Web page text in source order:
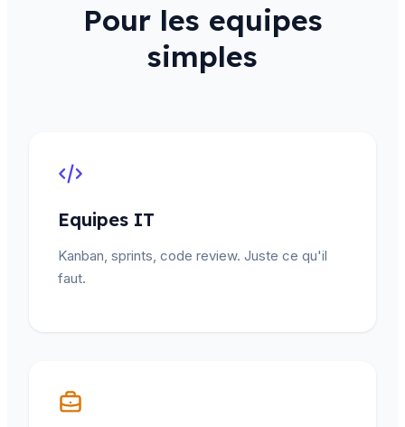
Pour les equipes
simples
Equipes IT
Kanban, sprints, code review. Juste ce qu'il
faut.